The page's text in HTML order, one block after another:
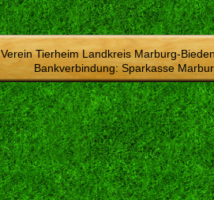
Verein Tierheim Landkreis Marburg-
Bankverbindung: Sparkasse